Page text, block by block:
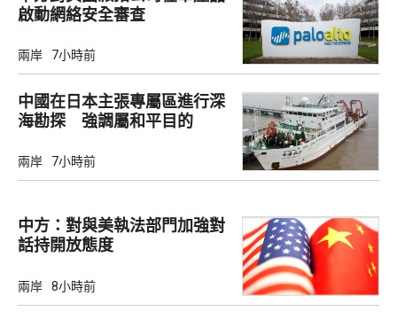
啟動網絡安全審查
兩岸 7小時前
中國在日本主張專屬區進行深
海勘探 強調屬和平目的
兩岸 7小時前
中方：對與美執法部門加強對
話持開放態度
兩岸 8小時前